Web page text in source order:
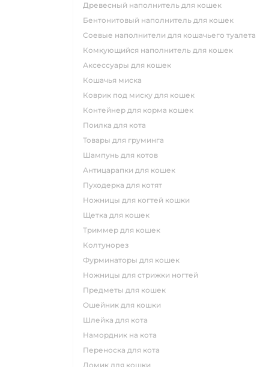
древесный наполнитель для кошек
бентонитовый наполнитель для кошек
соевые наполнители для кошачьего туалета
комкующийся наполнитель для кошек
аксессуары для кошек
кошачья миска
коврик под миску для кошек
контейнер для корма кошек
поилка для кота
товары для груминга
шампунь для котов
антицарапки для кошек
пуходерка для котят
ножницы для когтей кошки
щетка для кошек
триммер для кошек
колтунорез
фурминаторы для кошек
ножницы для стрижки ногтей
предметы для кошек
ошейник для кошки
шлейка для кота
намордник на кота
переноска для кота
домик для кошки